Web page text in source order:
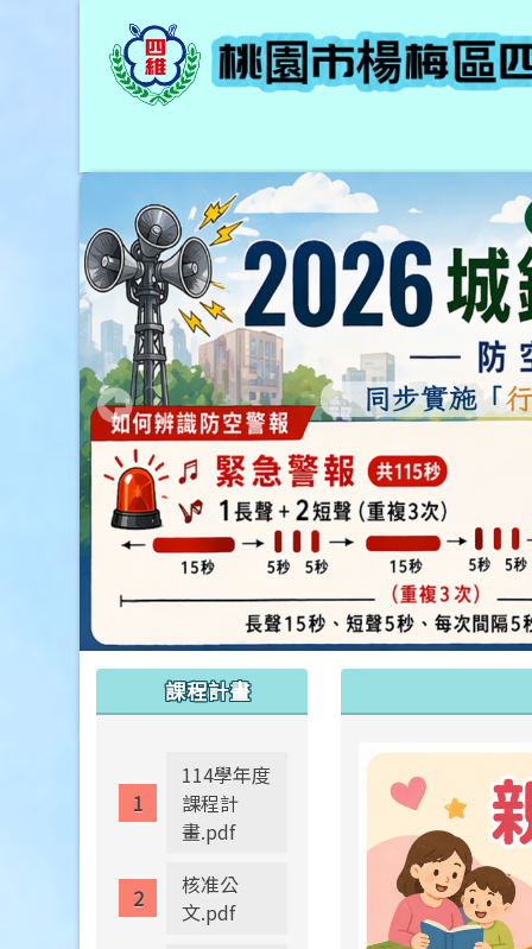
課程計畫
114學年度
課程計
畫.pdf
核准公
文.pdf